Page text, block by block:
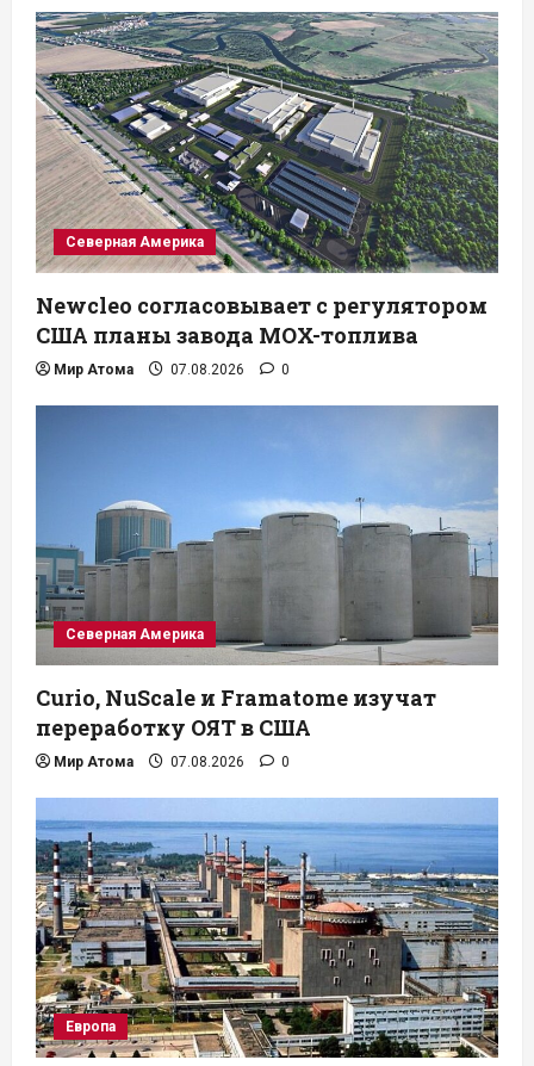
Северная Америка
Newcleo согласовывает с регулятором
США планы завода MOX-топлива
Мир Атома 07.08.2026 0
Северная Америка
Curio, NuScale и Framatome изучат
переработку ОЯТ в США
Мир Атома 07.08.2026 0
Европа